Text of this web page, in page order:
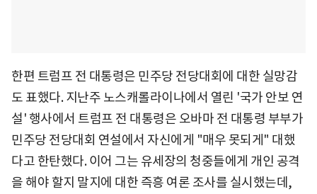
한편 트럼프 전 대통령은 민주당 전당대회에 대한 실망감
도 표했다. 지난주 노스캐롤라이나에서 열린 '국가 안보 연
설' 행사에서 트럼프 전 대통령은 오바마 전 대통령 부부가
민주당 전당대회 연설에서 자신에게 "매우 못되게" 대했
다고 한탄했다. 이어 그는 유세장의 청중들에게 개인 공격
을 해야 할지 말지에 대한 즉흥 여론 조사를 실시했는데,